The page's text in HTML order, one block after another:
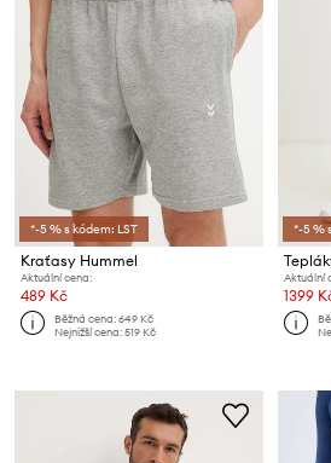
*-5 % s kódem: LST
Kraťasy Hummel
Aktuální cena:
489 Kč
Běžná cena:649 Kč
Nejnižší cena:519 Kč
*-5 %
Aktuální
1399